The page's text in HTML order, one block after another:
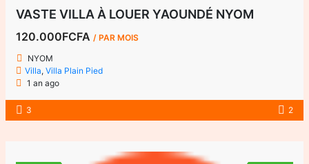
VASTE VILLA À LOUER YAOUNDÉ NYOM
120.000FCFA/ PAR MOIS
NYOM
Villa,Villa Plain Pied
1 an ago
3 2